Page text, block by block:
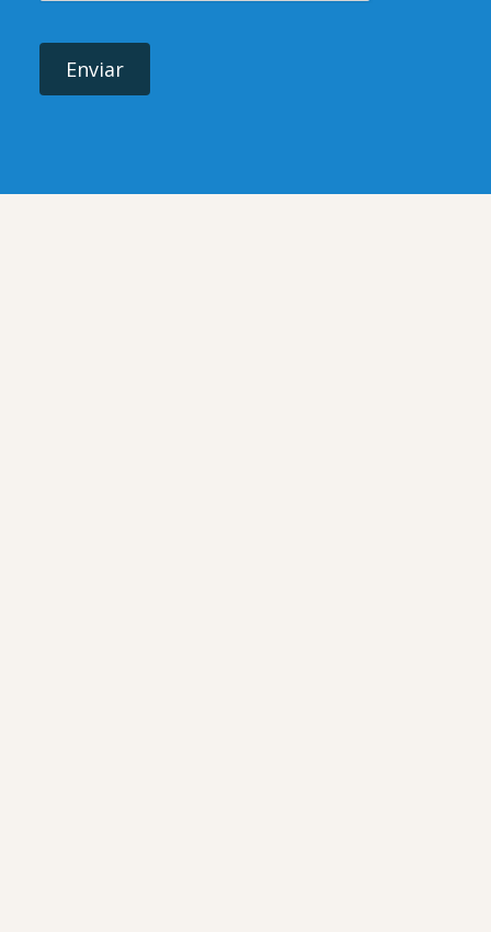
Enviar